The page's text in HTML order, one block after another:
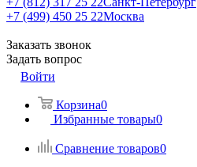
+7 (499) 450 25 22Москва
Заказать звонок
Задать вопрос
Войти
Корзина0
Избранные товары0
Сравнение товаров0